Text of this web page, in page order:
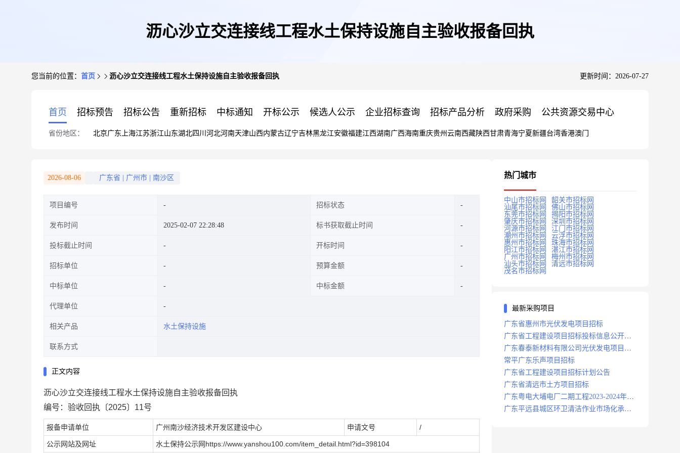
沥心沙立交连接线工程水土保持设施自主验收报备回执
您当前的位置： 首页 沥心沙立交连接线工程水土保持设施自主验收报备回执 更新时间：2026-07-27
首页 招标预告 招标公告 重新招标 中标通知 开标公示 候选人公示 企业招标查询 招标产品分析 政府采购 公共资源交易中心
省份地区： 北京广东 上海江苏浙江山东湖北四川 河北河南天津山西内蒙古辽宁吉林黑龙江安徽福建江西湖南广西海南重庆贵州 云南西藏陕西甘肃青海宁夏新疆台湾香港澳门
2026-08-06 广东省 广州市 南沙区
项目编号 招标状态
发布时间 2025-02-07 22:28:48 标书获取截止时间
投标截止时间 开标时间
招标单位 预算金额
中标单位 中标金额
代理单位
相关产品 水土保持设施
联系方式
正文内容
沥心沙立交连接线工程水土保持设施自主验收报备回执
编号：验收回执〔2025〕11号
报备申请单位 广州南沙经济技术开发区建设中心 申请文号 /
公示网站及网址 水土保持公示网https://www.yanshou100.com/item_detail.html?id=398104
热门城市
中山市招标网
韶关市招标网
汕尾市招标网
佛山市招标网
东莞市招标网
揭阳市招标网
肇庆市招标网
深圳市招标网
河源市招标网
江门市招标网
潮州市招标网
云浮市招标网
惠州市招标网
珠海市招标网
阳江市招标网
湛江市招标网
广州市招标网
梅州市招标网
汕头市招标网
清远市招标网
茂名市招标网
最新采购项目
广东省惠州市光伏发电项目招标
广东省工程建设项目招标投标信息公开目
录
广东春泰新材料有限公司光伏发电项目招
标
常平广东乐声项目招标
广东省工程建设项目招标计划公告
广东省清远市土方项目招标
广东粤电大埔电厂二期工程2023-2024年度
安保服务项目招标公告
广东平远县城区环卫清洁作业市场化承包